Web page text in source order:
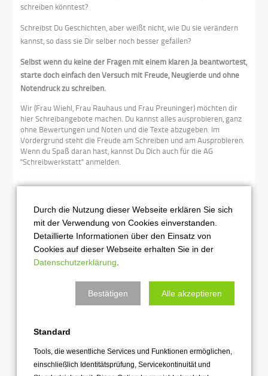
schreiben könntest?
Schreibst Du Geschichten, aber weißt nicht, wie Du sie verändern
kannst, so dass sie Dir selber noch besser gefallen?
Selbst wenn du keine der Fragen mit einem klaren Ja beantwortest,
starte doch einfach den Versuch mit Freude, Neugierde und ohne
Notendruck zu schreiben.
Wir (Frau Wiehl, Frau Rauhaus und Frau Preuninger) möchten dir
hier Schreibangebote machen. Du kannst alles ausprobieren, ganz
ohne Bewertungen und Noten und die Texte abzugeben. Im
Vordergrund steht die Freude am Schreiben und am Ausprobieren.
Wenn du Spaß daran hast, kannst Du Dich auch für die AG
"Schreibwerkstatt" anmelden.
Schüler*innen der 5.-13. Klasse) steckt:
Dass sich durch das Schreiben von Texten fast wie von alleine deine
Sprachfähigkeit, deine Genauigkeit im Ausdruck, dein Wortschatz
und deine Freude am Schreiben verbessern kann, ist ein schöner
Nebeneffekt.
Kaspar H. Spinner (ein berühmter Germanist, der es wissen
muss) charakterisiert das kreative Schreiben zudem nach drei
Imagination: Phantasie und Vorstellungskraft
Durch die Nutzung dieser Webseite erklären Sie sich
mit der Verwendung von Cookies einverstanden.
Detaillierte Informationen über den Einsatz von
Cookies auf dieser Webseite erhalten Sie in der
Datenschutzerklärung
Bestätigen Alle akzeptieren
Standard
Tools, die wesentliche Services und Funktionen ermöglichen,
einschließlich Identitätsprüfung, Servicekontinuität und